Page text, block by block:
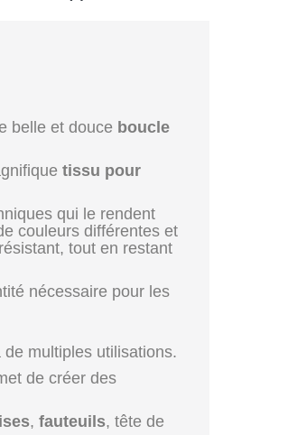
belle et douce boucle
tissu pour
qui le rendent
couleurs différentes et
tout en restant
nécessaire pour les
multiples utilisations.
de créer des
, fauteuils, tête de